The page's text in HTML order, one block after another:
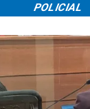
POLICIAL